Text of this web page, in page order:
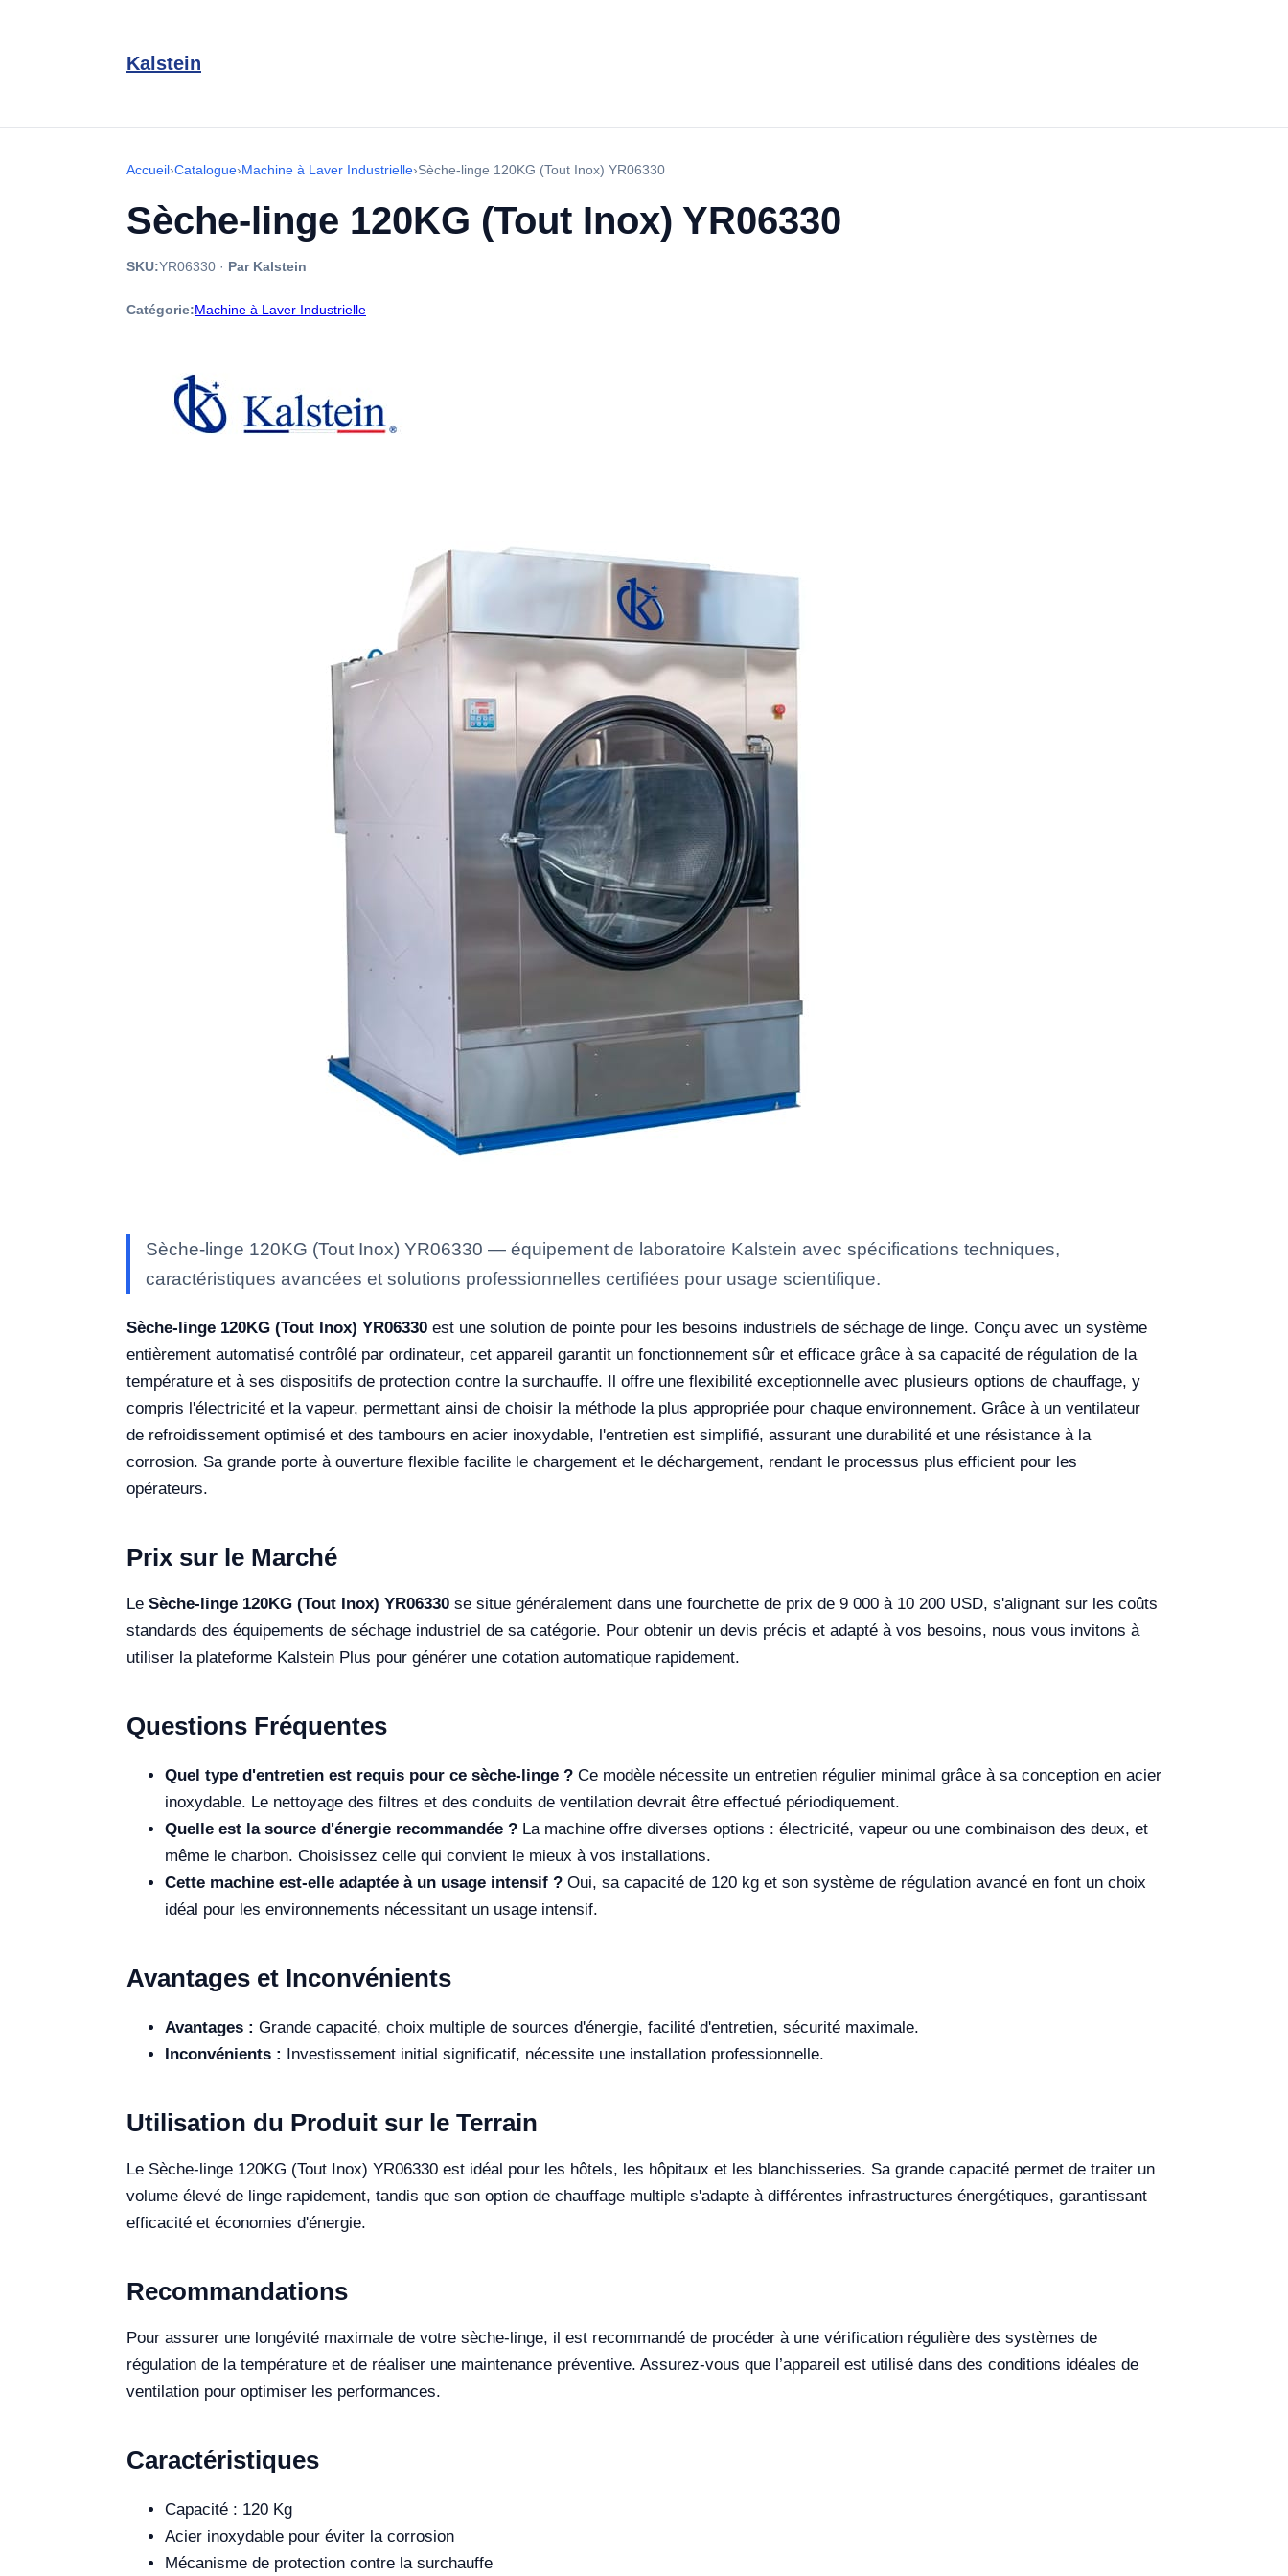
Kalstein
Accueil›Catalogue›Machine à Laver Industrielle›Sèche-linge 120KG (Tout Inox) YR06330
Sèche-linge 120KG (Tout Inox) YR06330
SKU:YR06330 · Par Kalstein
Catégorie:Machine à Laver Industrielle
Sèche-linge 120KG (Tout Inox) YR06330 — équipement de laboratoire Kalstein avec spécifications techniques,
caractéristiques avancées et solutions professionnelles certifiées pour usage scientifique.
Sèche-linge 120KG (Tout Inox) YR06330 est une solution de pointe pour les besoins industriels de séchage de linge. Conçu avec un système
entièrement automatisé contrôlé par ordinateur, cet appareil garantit un fonctionnement sûr et efficace grâce à sa capacité de régulation de la
température et à ses dispositifs de protection contre la surchauffe. Il offre une flexibilité exceptionnelle avec plusieurs options de chauffage, y
compris l'électricité et la vapeur, permettant ainsi de choisir la méthode la plus appropriée pour chaque environnement. Grâce à un ventilateur
de refroidissement optimisé et des tambours en acier inoxydable, l'entretien est simplifié, assurant une durabilité et une résistance à la
corrosion. Sa grande porte à ouverture flexible facilite le chargement et le déchargement, rendant le processus plus efficient pour les
opérateurs.
Prix sur le Marché
Le Sèche-linge 120KG (Tout Inox) YR06330 se situe généralement dans une fourchette de prix de 9 000 à 10 200 USD, s'alignant sur les coûts
standards des équipements de séchage industriel de sa catégorie. Pour obtenir un devis précis et adapté à vos besoins, nous vous invitons à
utiliser la plateforme Kalstein Plus pour générer une cotation automatique rapidement.
Questions Fréquentes
Quel type d'entretien est requis pour ce sèche-linge ? Ce modèle nécessite un entretien régulier minimal grâce à sa conception en acier
inoxydable. Le nettoyage des filtres et des conduits de ventilation devrait être effectué périodiquement.
Quelle est la source d'énergie recommandée ? La machine offre diverses options : électricité, vapeur ou une combinaison des deux, et
même le charbon. Choisissez celle qui convient le mieux à vos installations.
Cette machine est-elle adaptée à un usage intensif ? Oui, sa capacité de 120 kg et son système de régulation avancé en font un choix
idéal pour les environnements nécessitant un usage intensif.
Avantages et Inconvénients
Avantages : Grande capacité, choix multiple de sources d'énergie, facilité d'entretien, sécurité maximale.
Inconvénients : Investissement initial significatif, nécessite une installation professionnelle.
Utilisation du Produit sur le Terrain
Le Sèche-linge 120KG (Tout Inox) YR06330 est idéal pour les hôtels, les hôpitaux et les blanchisseries. Sa grande capacité permet de traiter un
volume élevé de linge rapidement, tandis que son option de chauffage multiple s'adapte à différentes infrastructures énergétiques, garantissant
efficacité et économies d'énergie.
Recommandations
Pour assurer une longévité maximale de votre sèche-linge, il est recommandé de procéder à une vérification régulière des systèmes de
régulation de la température et de réaliser une maintenance préventive. Assurez-vous que l’appareil est utilisé dans des conditions idéales de
ventilation pour optimiser les performances.
Caractéristiques
Capacité : 120 Kg
Acier inoxydable pour éviter la corrosion
Mécanisme de protection contre la surchauffe